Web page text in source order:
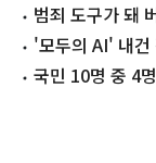
개 범죄 도구가 돼
'모두의 AI' 내
국민 10명 중 4